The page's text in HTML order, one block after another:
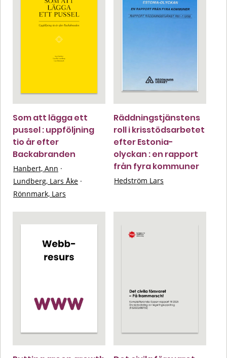
Som att lägga ett
pussel : uppföljning
tio år efter
Backabranden
Hanbert, Ann ·
Lundberg, Lars Åke ·
Rönnmark, Lars
Räddningstjänstens
roll i krisstödsarbetet
efter Estonia-
olyckan : en rapport
från fyra kommuner
Hedström Lars